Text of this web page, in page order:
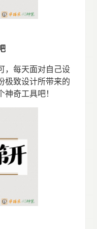
，每天面对自己设
极致设计所带来的
奇工具吧！